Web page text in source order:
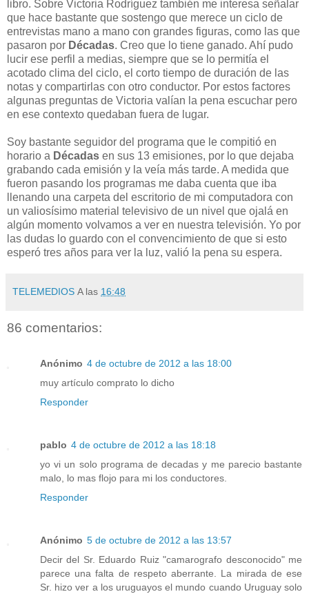
libro. Sobre Victoria Rodríguez también me interesa señalar
que hace bastante que sostengo que merece un ciclo de
entrevistas mano a mano con grandes figuras, como las que
pasaron por Décadas. Creo que lo tiene ganado. Ahí pudo
lucir ese perfil a medias, siempre que se lo permitía el
acotado clima del ciclo, el corto tiempo de duración de las
notas y compartirlas con otro conductor. Por estos factores
algunas preguntas de Victoria valían la pena escuchar pero
en ese contexto quedaban fuera de lugar.
Soy bastante seguidor del programa que le compitió en
horario a Décadas en sus 13 emisiones, por lo que dejaba
grabando cada emisión y la veía más tarde. A medida que
fueron pasando los programas me daba cuenta que iba
llenando una carpeta del escritorio de mi computadora con
un valiosísimo material televisivo de un nivel que ojalá en
algún momento volvamos a ver en nuestra televisión. Yo por
las dudas lo guardo con el convencimiento de que si esto
esperó tres años para ver la luz, valió la pena su espera.
TELEMEDIOS A las 16:48
86 comentarios:
Anónimo 4 de octubre de 2012 a las 18:00
muy artículo comprato lo dicho
Responder
pablo 4 de octubre de 2012 a las 18:18
yo vi un solo programa de decadas y me parecio bastante
malo, lo mas flojo para mi los conductores.
Responder
Anónimo 5 de octubre de 2012 a las 13:57
Decir del Sr. Eduardo Ruiz "camarografo desconocido" me
parece una falta de respeto aberrante. La mirada de ese
Sr. hizo ver a los uruguayos el mundo cuando Uruguay solo